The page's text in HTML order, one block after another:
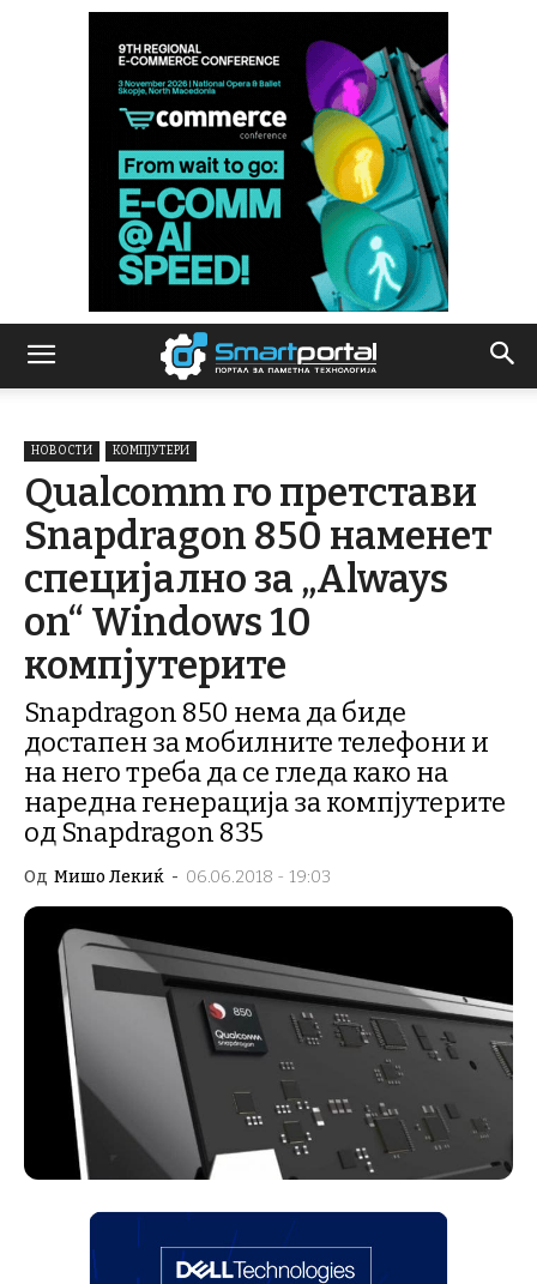
НОВОСТИ КОМПЈУТЕРИ
Qualcomm го претстави
Snapdragon 850 наменет
специјално за „Always
on“ Windows 10
компјутерите
Snapdragon 850 нема да биде
достапен за мобилните телефони и
на него треба да се гледа како на
наредна генерација за компјутерите
од Snapdragon 835
Од Мишо Лекиќ - 06.06.2018 - 19:03